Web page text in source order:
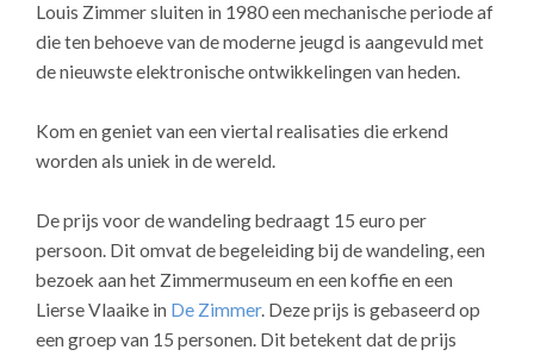
Louis Zimmer sluiten in 1980 een mechanische periode af
die ten behoeve van de moderne jeugd is aangevuld met
de nieuwste elektronische ontwikkelingen van heden.
Kom en geniet van een viertal realisaties die erkend
worden als uniek in de wereld.
De prijs voor de wandeling bedraagt 15 euro per
persoon. Dit omvat de begeleiding bij de wandeling, een
bezoek aan het Zimmermuseum en een koffie en een
Lierse Vlaaike in De Zimmer. Deze prijs is gebaseerd op
een groep van 15 personen. Dit betekent dat de prijs